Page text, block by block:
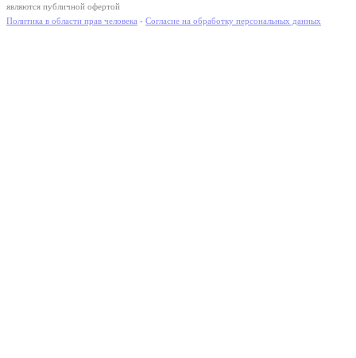
являются публичной офертой
Политика в области прав человека - Согласие на обработку персональных данных